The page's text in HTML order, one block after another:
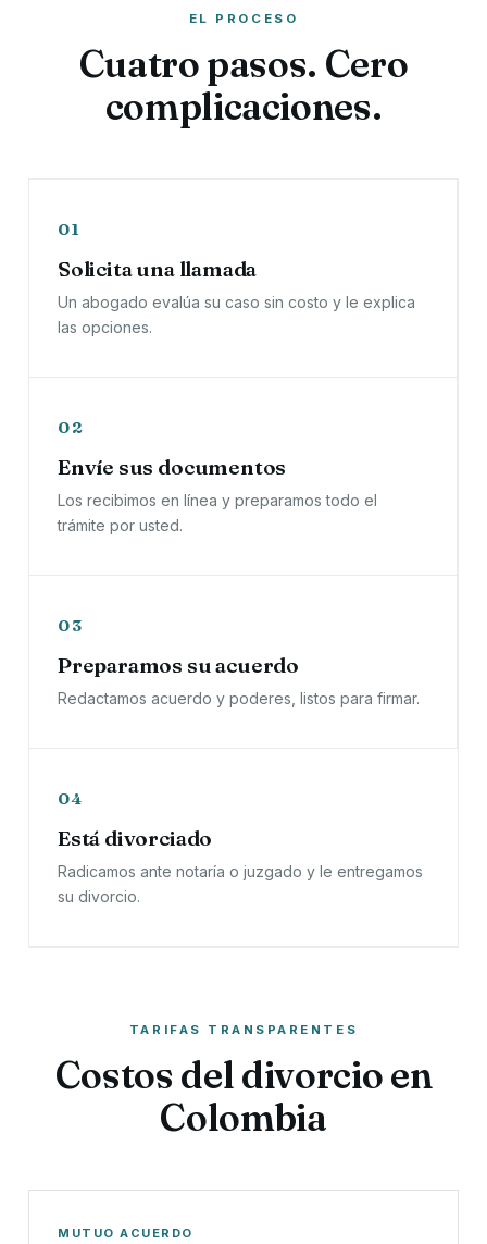
EL PROCESO
Cuatro pasos. Cero
complicaciones.
01
Solicita una llamada
Un abogado evalúa su caso sin costo y le explica
las opciones.
02
Envíe sus documentos
Los recibimos en línea y preparamos todo el
trámite por usted.
03
Preparamos su acuerdo
Redactamos acuerdo y poderes, listos para firmar.
04
Está divorciado
Radicamos ante notaría o juzgado y le entregamos
su divorcio.
TARIFAS TRANSPARENTES
Costos del divorcio en
Colombia
MUTUO ACUERDO